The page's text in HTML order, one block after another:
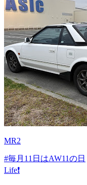
MR2
#毎月11日はAW11の日
Life❗️